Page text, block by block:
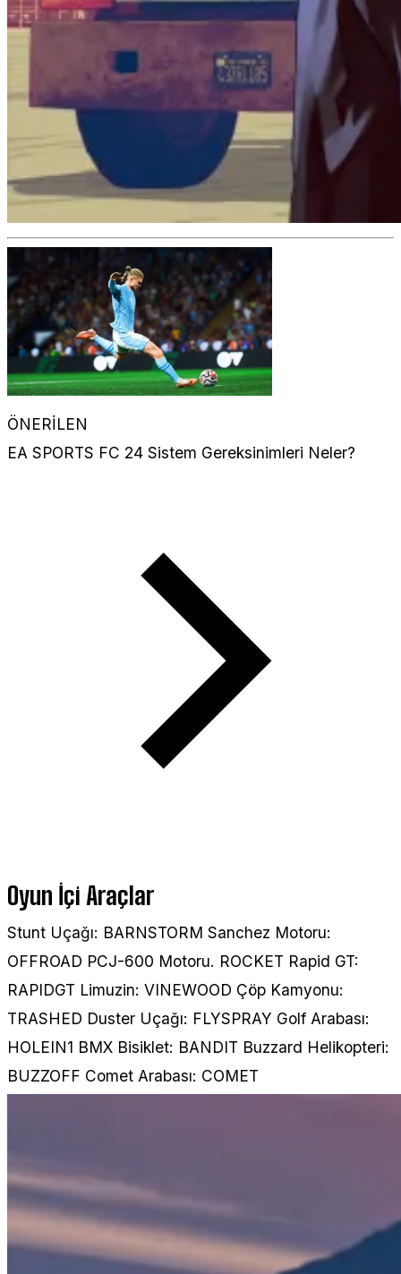
ÖNERİLEN
EA SPORTS FC 24 Sistem Gereksinimleri Neler?
Oyun İçi Araçlar
Stunt Uçağı: BARNSTORM Sanchez Motoru:
OFFROAD PCJ-600 Motoru. ROCKET Rapid GT:
RAPIDGT Limuzin: VINEWOOD Çöp Kamyonu:
TRASHED Duster Uçağı: FLYSPRAY Golf Arabası:
HOLEIN1 BMX Bisiklet: BANDIT Buzzard Helikopteri:
BUZZOFF Comet Arabası: COMET